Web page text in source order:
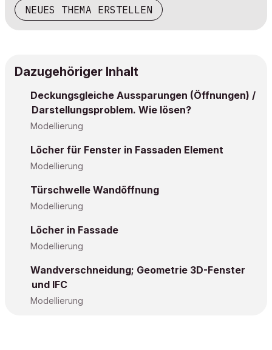
NEUES THEMA ERSTELLEN
Dazugehöriger Inhalt
Deckungsgleiche Aussparungen (Öffnungen) /
Darstellungsproblem. Wie lösen?
Modellierung
Löcher für Fenster in Fassaden Element
Modellierung
Türschwelle Wandöffnung
Modellierung
Löcher in Fassade
Modellierung
Wandverschneidung; Geometrie 3D-Fenster
und IFC
Modellierung